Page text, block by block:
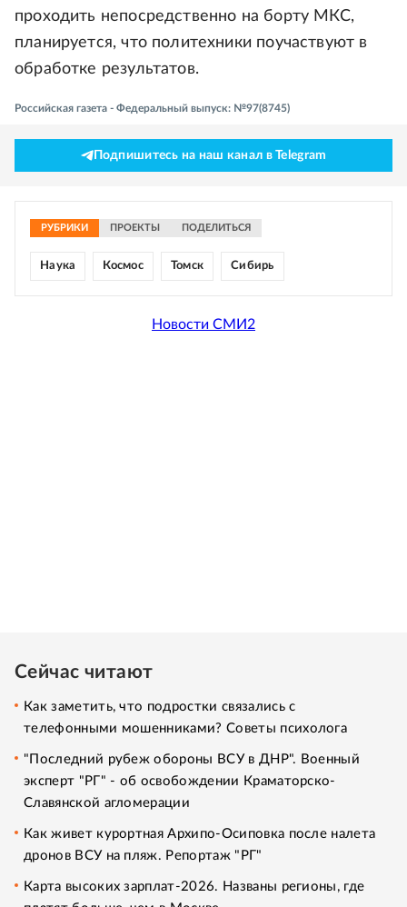
проходить непосредственно на борту МКС,
планируется, что политехники поучаствуют в
обработке результатов.
Российская газета - Федеральный выпуск: №97(8745)
Подпишитесь на наш канал в Telegram
РУБРИКИ ПРОЕКТЫ ПОДЕЛИТЬСЯ
Наука Космос Томск Сибирь
Новости СМИ2
Сейчас читают
Как заметить, что подростки связались с
телефонными мошенниками? Советы психолога
"Последний рубеж обороны ВСУ в ДНР". Военный
эксперт "РГ" - об освобождении Краматорско-
Славянской агломерации
Как живет курортная Архипо-Осиповка после налета
дронов ВСУ на пляж. Репортаж "РГ"
Карта высоких зарплат-2026. Названы регионы, где